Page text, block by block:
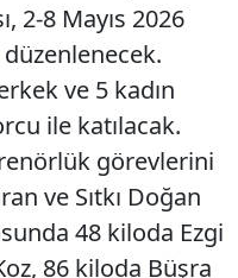
2-8 Mayıs 2026
düzenlenecek.
ve 5 kadın
ile katılacak.
görevlerini
ve Sıtkı Doğan
48 kiloda Ezgi
86 kiloda Büşra